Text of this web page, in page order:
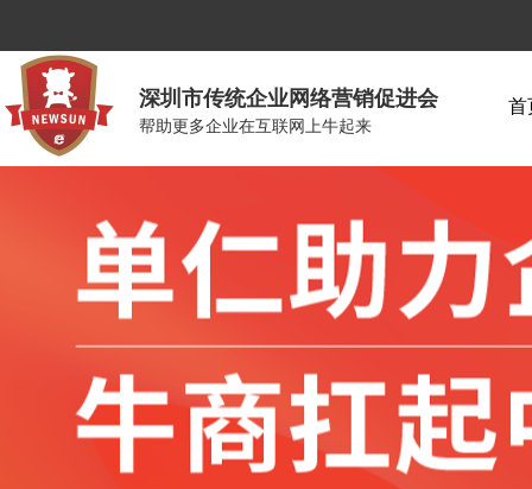
深圳市传统企业网络营销促进会
帮助更多企业在互联网上牛起来